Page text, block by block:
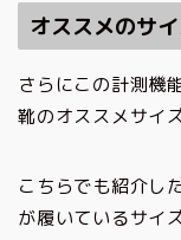
オススメのサ
さらにこの計測機
靴のオススメサイ
こちらでも紹介し
が履いているサイ